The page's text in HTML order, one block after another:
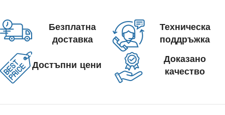
Безплатна
доставка
Техническа
поддръжка
Достъпни цени
Доказано
качество